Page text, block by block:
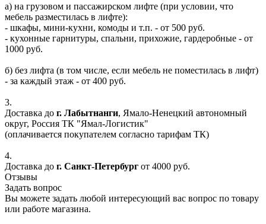
а) на грузовом и пассажирском лифте (при условии, что
мебель разместилась в лифте):
- шкафы, мини-кухни, комоды и т.п. - от 500 руб.
- кухонные гарнитуры, спальни, прихожие, гардеробные - от
1000 руб.
б) без лифта (в том числе, если мебель не поместилась в лифт)
- за каждый этаж - от 400 руб.
3.
Доставка до г. Лабытнанги, Ямало-Ненецкий автономный
округ, Россия ТК "Ямал-Логистик"
(оплачивается покупателем согласно тарифам ТК)
4.
Доставка до г. Санкт-Петербург от 4000 руб.
Отзывы
Задать вопрос
Вы можете задать любой интересующий вас вопрос по товару
или работе магазина.